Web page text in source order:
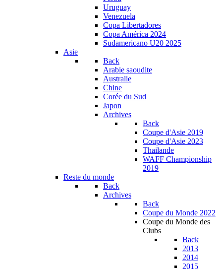
Uruguay
Venezuela
Copa Libertadores
Copa América 2024
Sudamericano U20 2025
Asie
Back
Arabie saoudite
Australie
Chine
Corée du Sud
Japon
Archives
Back
Coupe d'Asie 2019
Coupe d'Asie 2023
Thailande
WAFF Championship
2019
Reste du monde
Back
Archives
Back
Coupe du Monde 2022
Coupe du Monde des
Clubs
Back
2013
2014
2015